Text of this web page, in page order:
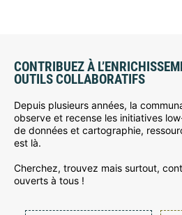
CONTRIBUEZ À
OUTILS COLLABORATIFS
Depuis plusieurs années, la
observe et recense les initiatives
de données et cartographie,
est là.
Cherchez, trouvez mais surtout,
ouverts à tous !